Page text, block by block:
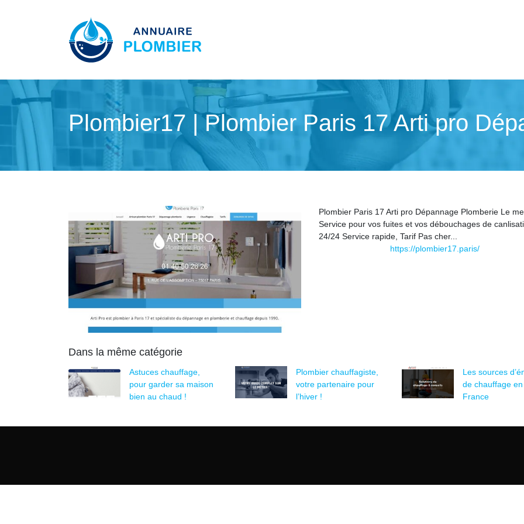
Plombier17 | Plombier Paris 17 Arti pro
Plombier Paris 17 Arti pro Dépannage Plomberie Le
Service pour vos fuites et vos débouchages de
24/24 Service rapide, Tarif Pas cher...
https://plombier17.paris/
Dans la même catégorie
Astuces chauffage,
pour garder sa maison
bien au chaud !
Plombier chauffagiste,
votre partenaire pour
l’hiver !
Les sources
de chauffage en
France